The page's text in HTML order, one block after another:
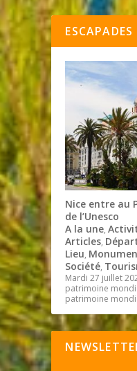
ESCAPADES
Nice entre au
de l’Unesco
A la une,
Articles,
Lieu,
Société,
Mardi 27 juillet
patrimoine
patrimoine